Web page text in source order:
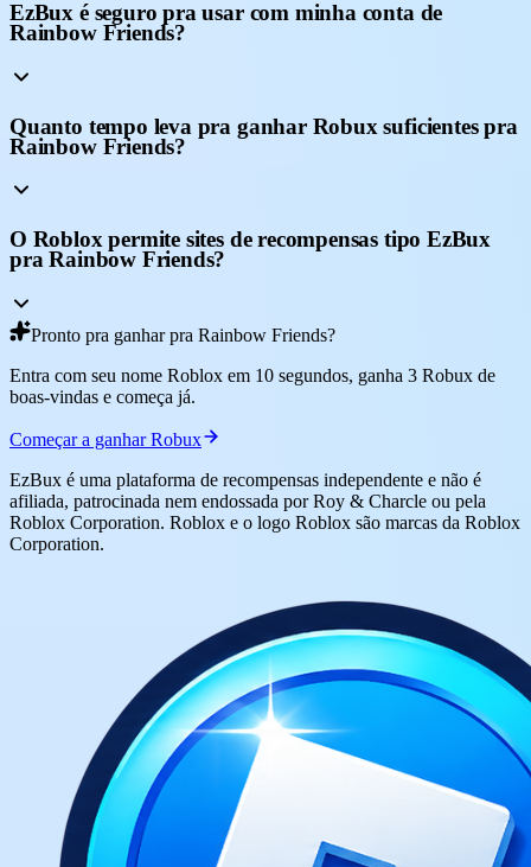
EzBux é seguro pra usar com minha conta de
Rainbow Friends?
Quanto tempo leva pra ganhar Robux suficientes pra
Rainbow Friends?
O Roblox permite sites de recompensas tipo EzBux
pra Rainbow Friends?
Pronto pra ganhar pra Rainbow Friends?
Entra com seu nome Roblox em 10 segundos, ganha 3 Robux de
boas-vindas e começa já.
Começar a ganhar Robux
EzBux é uma plataforma de recompensas independente e não é
afiliada, patrocinada nem endossada por Roy & Charcle ou pela
Roblox Corporation. Roblox e o logo Roblox são marcas da Roblox
Corporation.